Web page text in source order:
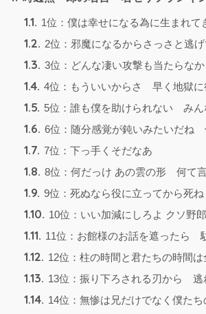
1.1. 1位：僕は幸せになる為に生まれて
1.2. 2位：邪魔になるからさっさと逃
1.3. 3位：どんな凄い攻撃も当たらな
1.4. 4位：もういいからさ 早く地獄に
1.5. 5位：誰も僕を助けられない みん
1.6. 6位：随分感覚が鈍いみたいだね
1.7. 7位：下っ手くそだなあ
1.8. 8位：何だっけ あの雲の形 何て
1.9. 9位：死ぬなら役に立ってから死ね
1.10. 10位：いい加減にしろよ クソ野
1.11. 11位：お館様のお話を遮ったら
1.12. 12位：柱の時間と君たちの時間は
1.13. 13位：振り下ろされる刃から 逃
1.14. 14位：無惨は兄だけでなく僕た